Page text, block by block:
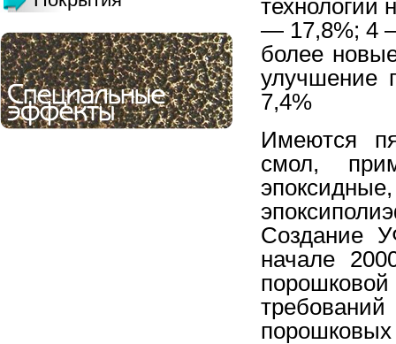
технологии
— 17,8%; 4
более
улучшение
7,4%
Имеются
смол,
Создание
начале
порошковых